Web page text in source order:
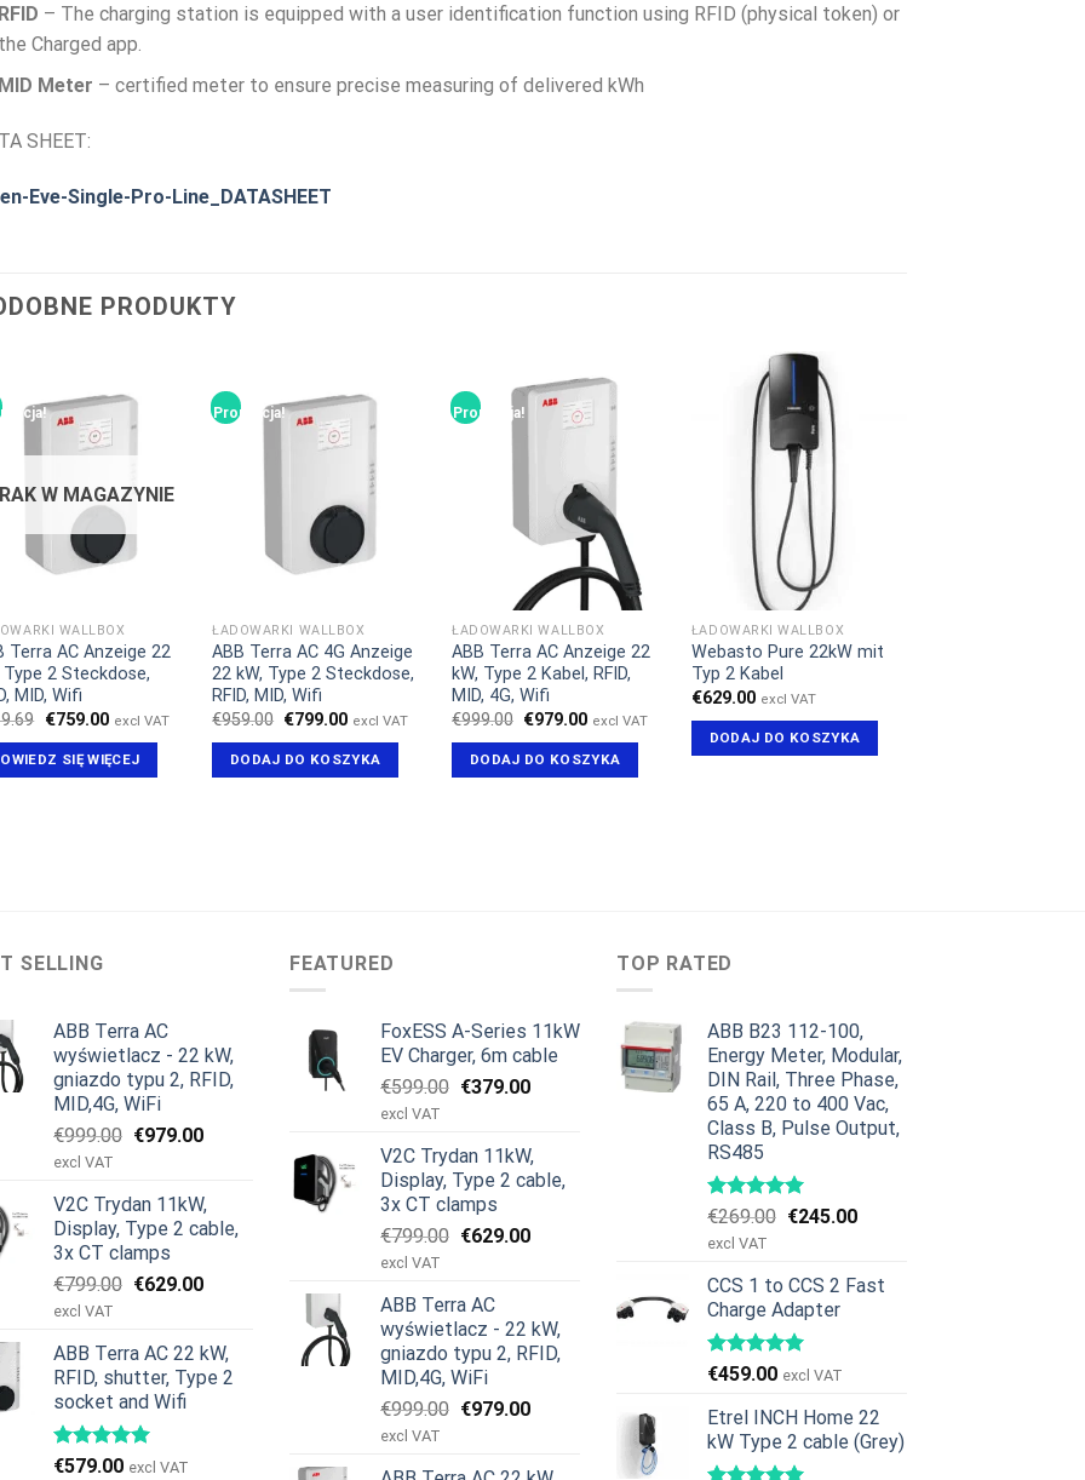
– The charging station is equipped with a user identification function using RFID (physical token) or
Charged app.
Meter – certified meter to ensure precise measuring of delivered kWh
SHEET:
Eve-Single-Pro-Line_DATASHEET
PRODUKTY
W MAGAZYNIE
WALLBOX
Terra AC Anzeige 22
Type 2 Steckdose,
MID, Wifi
Pierwotna
wynosiła:
€869.69.
€759.00Aktualna
wynosi:
€759.00.
excl VAT
SIĘ WIĘCEJ
Promocja!
ŁADOWARKI WALLBOX
ABB Terra AC 4G Anzeige
22 kW, Type 2 Steckdose,
RFID, MID, Wifi
€959.00 Pierwotna
wynosiła:
€959.00.
€799.00Aktualna
wynosi:
€799.00.
excl VAT
DODAJ DO KOSZYKA
Promocja!
ŁADOWARKI WALLBOX
ABB Terra AC Anzeige 22
kW, Type 2 Kabel, RFID,
MID, 4G, Wifi
€999.00 Pierwotna
wynosiła:
€999.00.
€979.00Aktualna
wynosi:
€979.00.
excl VAT
DODAJ DO KOSZYKA
ŁADOWARKI WALLBOX
Webasto Pure 22kW mit
Typ 2 Kabel
€629.00 excl VAT
DODAJ DO KOSZYKA
SELLING
ABB Terra AC
wyświetlacz - 22 kW,
gniazdo typu 2, RFID,
MID,4G, WiFi
€999.00 Pierwotna
€999.00.
€979.00Aktualna
€979.00.
excl VAT
V2C Trydan 11kW,
Display, Type 2 cable,
3x CT clamps
€799.00 Pierwotna
€799.00.
€629.00Aktualna
€629.00.
excl VAT
ABB Terra AC 22 kW,
RFID, shutter, Type 2
socket and Wifi
€579.00 excl VAT
FEATURED
FoxESS A-Series 11kW
EV Charger, 6m cable
€599.00 Pierwotna
€599.00.
€379.00Aktualna
€379.00.
excl VAT
V2C Trydan 11kW,
Display, Type 2 cable,
3x CT clamps
€799.00 Pierwotna
€799.00.
€629.00Aktualna
excl VAT
ABB Terra AC
wyświetlacz - 22 kW,
gniazdo typu 2, RFID,
MID,4G, WiFi
€999.00 Pierwotna
€979.00Aktualna
excl VAT
TOP RATED
ABB B23 112-100,
Energy Meter, Modular,
DIN Rail, Three Phase,
65 A, 220 to 400 Vac,
Class B, Pulse Output,
RS485
€269.00 Pierwotna
€269.00.
€245.00Aktualna
€245.00.
excl VAT
CCS 1 to CCS 2 Fast
Charge Adapter
€459.00 excl VAT
Etrel INCH Home 22
kW Type 2 cable (Grey)